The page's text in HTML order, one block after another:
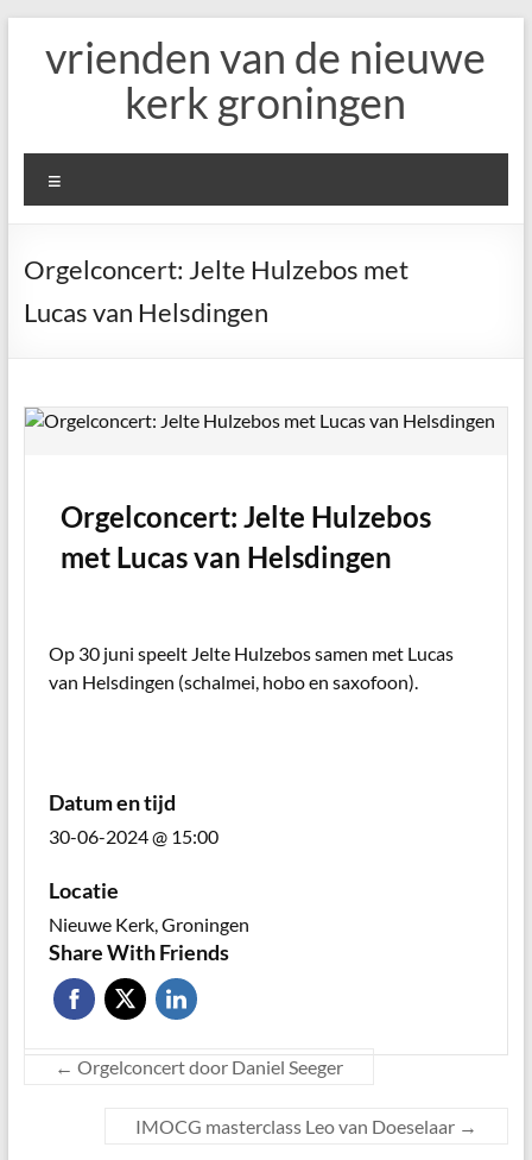
vrienden van de nieuwe
kerk groningen
Orgelconcert: Jelte Hulzebos met
Lucas van Helsdingen
Orgelconcert: Jelte Hulzebos
met Lucas van Helsdingen
Op 30 juni speelt Jelte Hulzebos samen met Lucas
van Helsdingen (schalmei, hobo en saxofoon).
Datum en tijd
30-06-2024 @ 15:00
Locatie
Nieuwe Kerk, Groningen
Share With Friends
← Orgelconcert door Daniel Seeger
IMOCG masterclass Leo van Doeselaar →